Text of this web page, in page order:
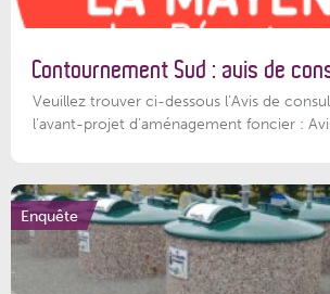
Contournement Sud : avis de
Veuillez trouver ci-dessous l’Avis de
l'avant-projet d'aménagement foncier :
Enquête